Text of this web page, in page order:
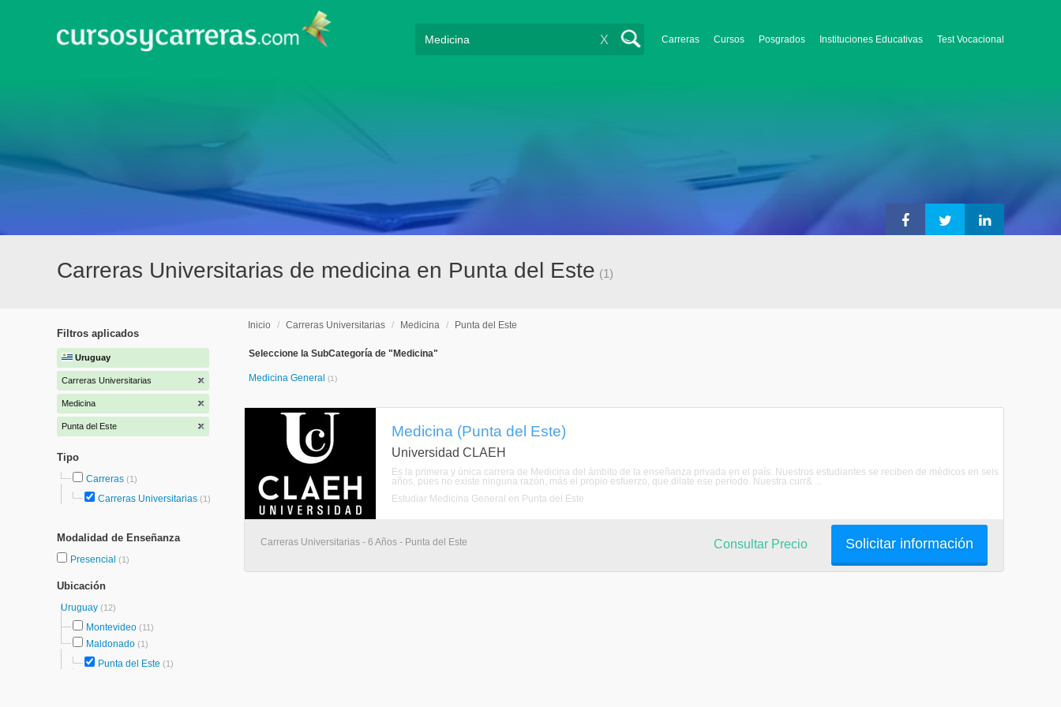
Carreras Cursos Posgrados Instituciones Educativas Test Vocacional
X
Carreras Universitarias de medicina en Punta del Este (1)
Filtros aplicados
Uruguay
Carreras Universitarias
Medicina
Punta del Este
Tipo
Carreras (1)
Carreras Universitarias (1)
Modalidad de Enseñanza
Presencial (1)
Ubicación
Uruguay (12)
Montevideo (11)
Maldonado (1)
Punta del Este (1)
Inicio / Carreras Universitarias / Medicina / Punta del Este
Seleccione la SubCategoría de "Medicina"
Medicina General (1)
Medicina (Punta del Este)
Universidad CLAEH
Es la primera y única carrera de Medicina del ámbito de la enseñanza privada en el país. Nuestros estudiantes se reciben de médicos en seis
años, pues no existe ninguna razón, más el propio esfuerzo, que dilate ese período. Nuestra curr& ...
Estudiar Medicina General en Punta del Este
Carreras Universitarias - 6 Años - Punta del Este Solicitar información
Consultar Precio